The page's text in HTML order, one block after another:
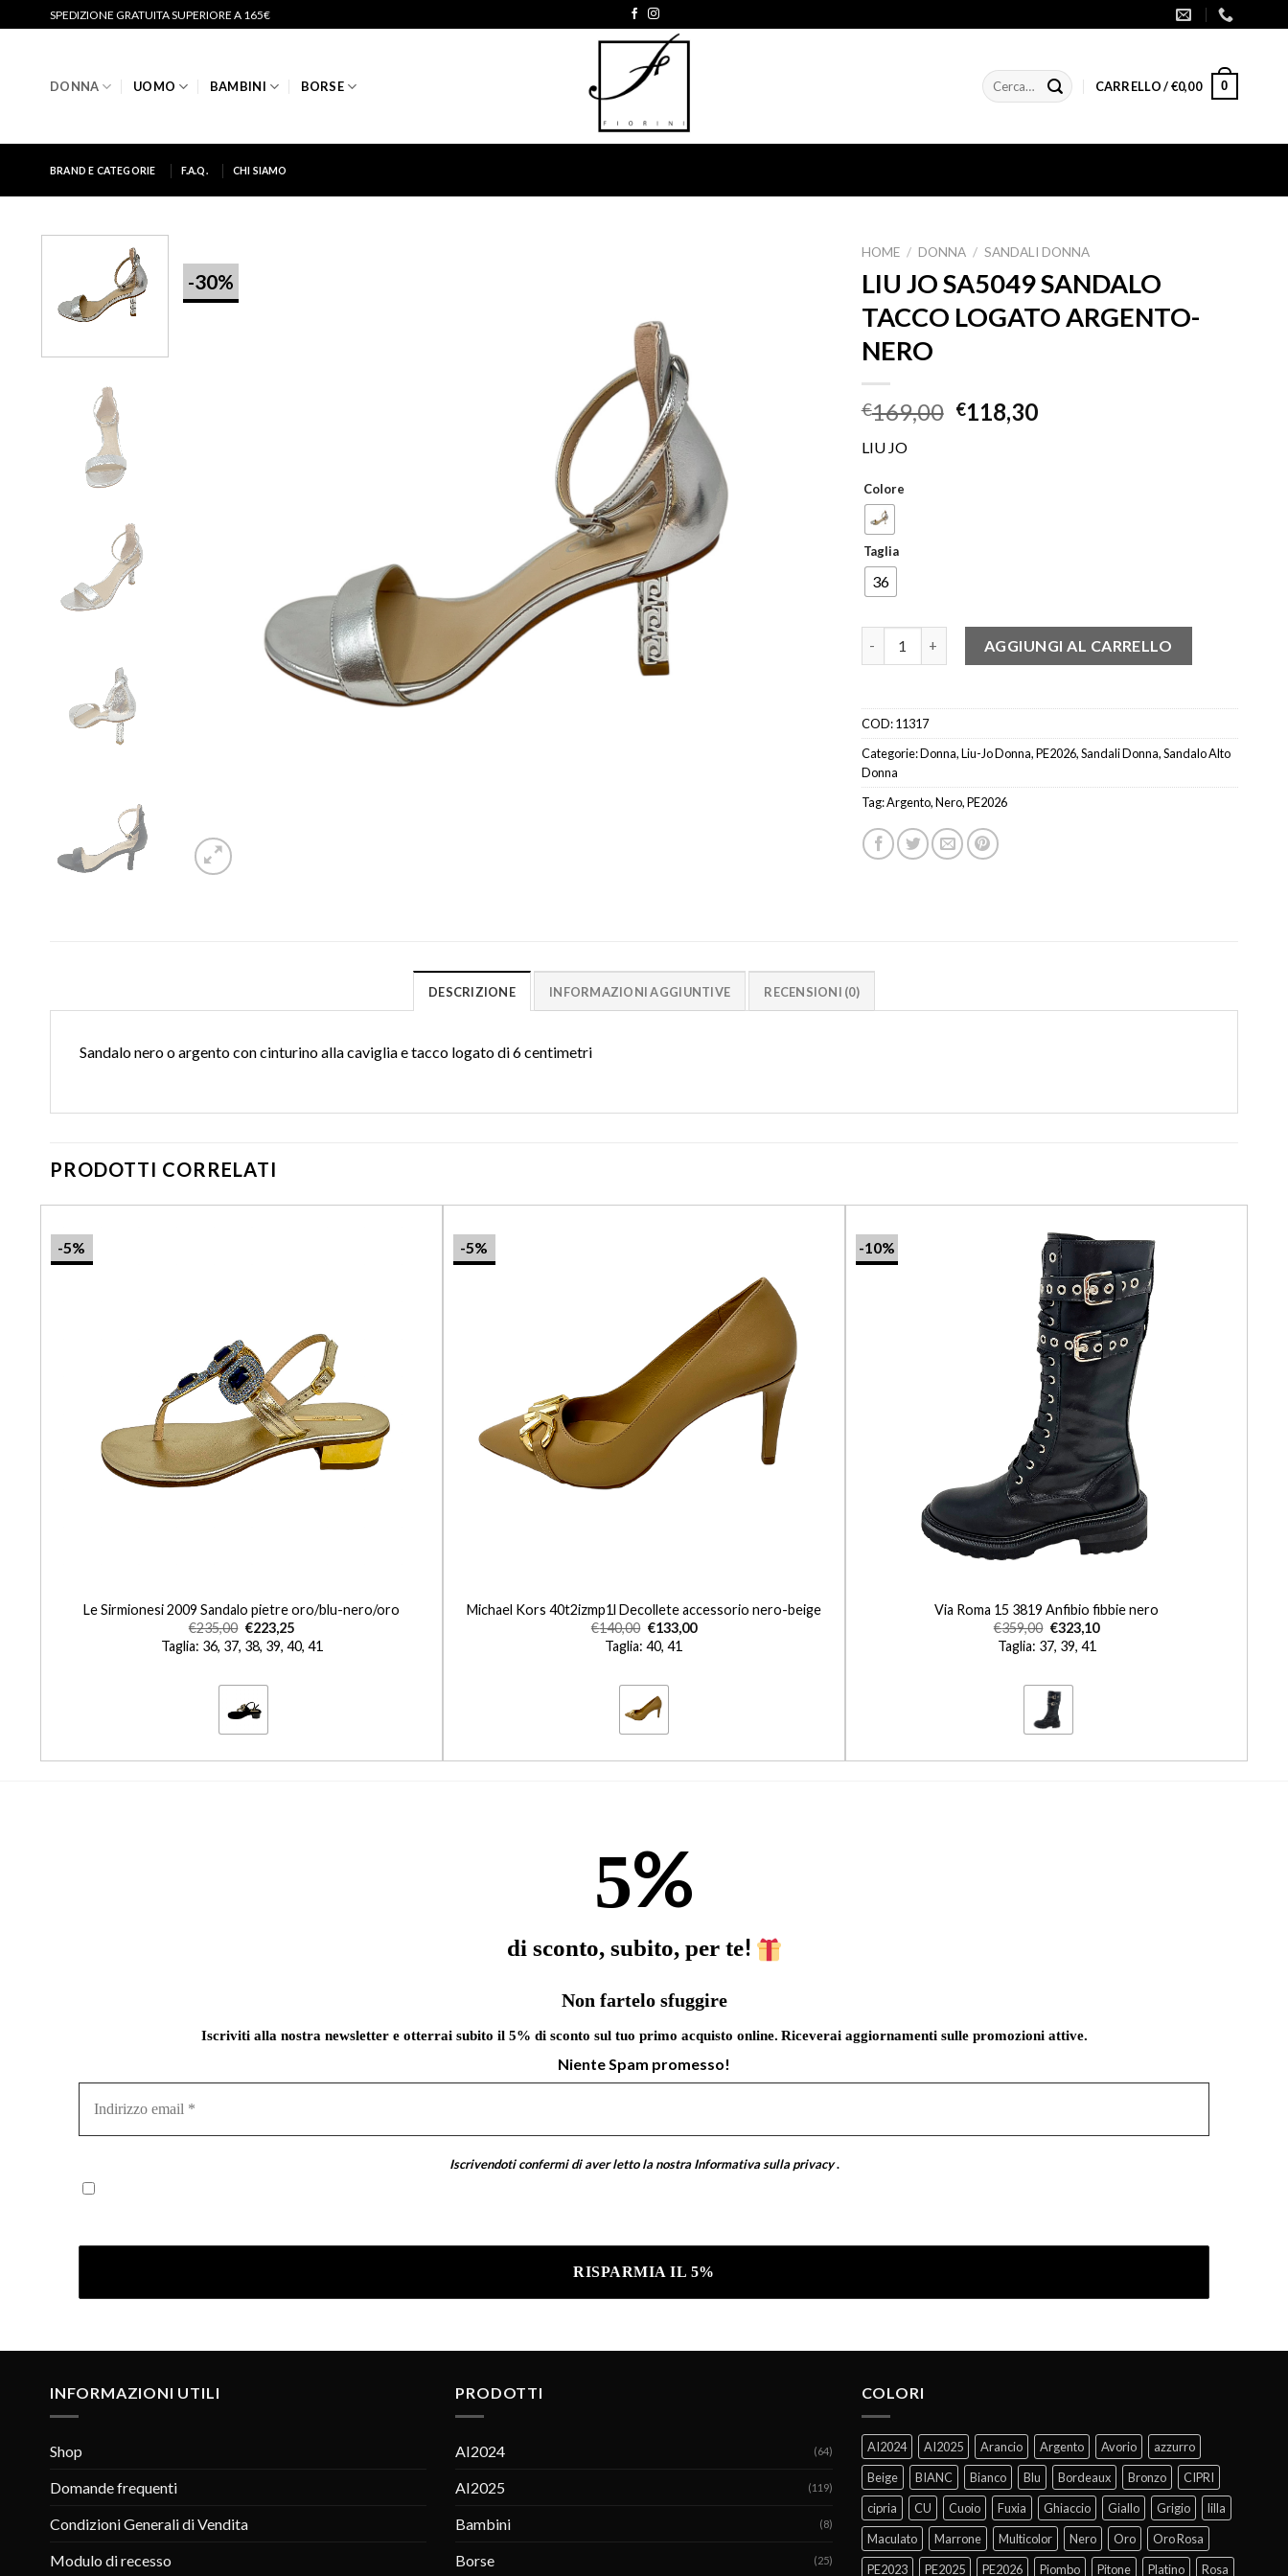
SPEDIZIONE GRATUITA SUPERIORE A 165€
DONNA UOMO BAMBINI BORSE Cerca: CARRELLO /€0,00 0
BRAND E CATEGORIE F.A.Q. CHI SIAMO
-30%
HOME / DONNA / SANDALI DONNA
LIU JO SA5049 SANDALO
TACCO LOGATO ARGENTO-
NERO
€169,00 €118,30
LIU JO
Colore
Taglia
36
LIU JO SA5049 SANDALO TACCO LOGATO ARGENTO- NERO
AGGIUNGI AL CARRELLO
COD:11317
Categorie:Donna,Liu-Jo Donna,PE2026,Sandali Donna,Sandalo Alto
Donna
Tag:Argento,Nero,PE2026
DESCRIZIONE INFORMAZIONI AGGIUNTIVE RECENSIONI (0)
Sandalo nero o argento con cinturino alla caviglia e tacco logato di 6 centimetri
PRODOTTI CORRELATI
-5%
Le Sirmionesi 2009 Sandalo pietre oro/blu-nero/oro
€235,00 €223,25
Taglia: 36, 37, 38, 39, 40, 41
-5%
Michael Kors 40t2izmp1l Decollete accessorio nero-beige
€140,00 €133,00
Taglia: 40, 41
-10%
Via Roma 15 3819 Anfibio fibbie nero
€359,00 €323,10
Taglia: 37, 39, 41
5%
di sconto, subito, per te!
Non fartelo sfuggire
Iscriviti alla nostra newsletter e otterrai subito il 5% di sconto sul tuo primo acquisto online. Riceverai aggiornamenti sulle promozioni attive.
Niente Spam promesso!
email
Iscrivendoti confermi di aver letto la nostraInformativa sulla privacy .
INFORMAZIONI UTILI
Shop
Domande frequenti
Condizioni Generali di Vendita
Modulo di recesso
PRODOTTI
AI2024 (64)
AI2025 (119)
Bambini (8)
Borse (25)
COLORI
AI2024 AI2025 Arancio Argento Avorio
azzurro
Beige
BIANC Bianco Blu Bordeaux Bronzo
CIPRI
cipria
CU Cuoio Fuxia Ghiaccio Giallo Grigio
lilla
Maculato
Marrone Multicolor Nero Oro
Oro Rosa
PE2023
PE2025 PE2026 Piombo Pitone Platino Rosa